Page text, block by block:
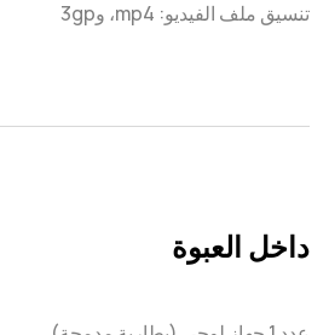
تنسيق ملف الفيديو: mp4، و3gp
داخل العبوة